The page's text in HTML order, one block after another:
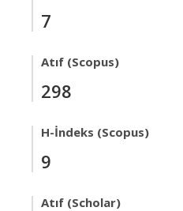
7
Atıf (Scopus)
298
H-İndeks (Scopus)
9
Atıf (Scholar)